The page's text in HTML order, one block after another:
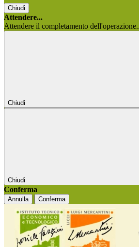
Chiudi
Attendere...
Attendere il completamento
Chiudi
Chiudi
Conferma
Annulla Conferma